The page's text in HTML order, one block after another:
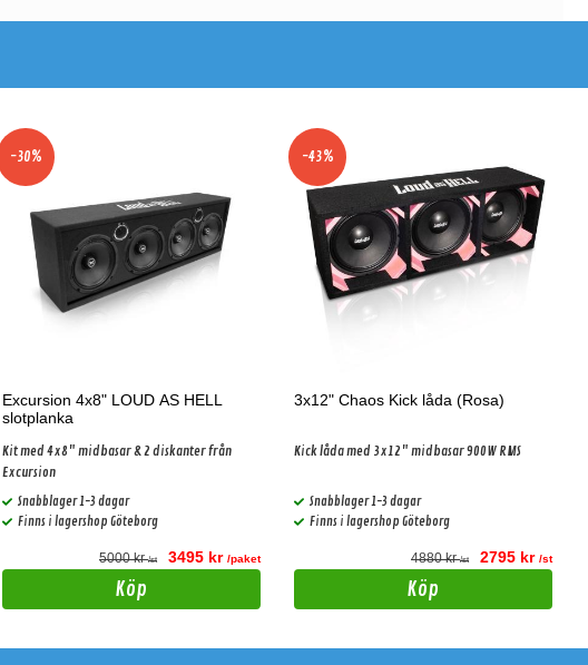
-30%
Excursion 4x8" LOUD AS HELL
slotplanka
Kit med 4x8" midbasar & 2 diskanter från
Excursion
Snabblager 1-3 dagar
Finns i lagershop Göteborg
5000 kr/st 3495 kr /paket
Köp
-43%
3x12" Chaos Kick låda (Rosa)
Kick låda med 3x12" midbasar 900W RMS
Snabblager 1-3 dagar
Finns i lagershop Göteborg
4880 kr/st 2795 kr /st
Köp